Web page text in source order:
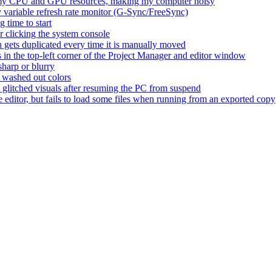
refresh rate monitor (G-Sync/FreeSync)
time to start
clicking the system console
duplicated every time it is manually moved
the top-left corner of the Project Manager and editor window
or blurry
out colors
visuals after resuming the PC from suspend
but fails to load some files when running from an exported copy